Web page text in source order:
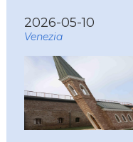
2026-05-10
Venezia